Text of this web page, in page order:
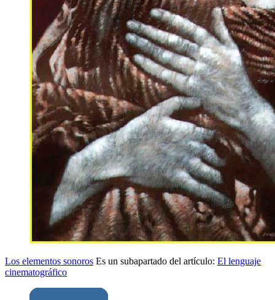
Los elementos sonoros Es un subapartado del artículo: El lenguaje
cinematográfico